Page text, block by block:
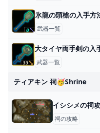
氷龍の頭槍の入手方
武器一覧
大タイヤ両手剣の入
武器一覧
ティアキン 祠🥳shrine
イシシメの祠
祠の攻略